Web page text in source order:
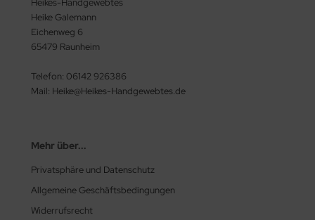
Heikes-Handgewebtes
Heike Galemann
Eichenweg 6
65479 Raunheim
Telefon: 06142 926386
Mail: Heike@Heikes-Handgewebtes.de
Mehr über...
Privatsphäre und Datenschutz
Allgemeine Geschäftsbedingungen
Widerrufsrecht